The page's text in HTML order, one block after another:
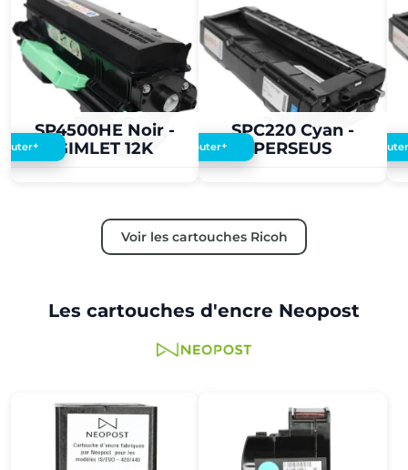
SP4500HE Noir -
GIMLET 12K
2,00 €
+
SPC220 Cyan -
PERSEUS
2,00 €
Ajouter+
Voir les cartouches Ricoh
Les cartouches d'encre Neopost